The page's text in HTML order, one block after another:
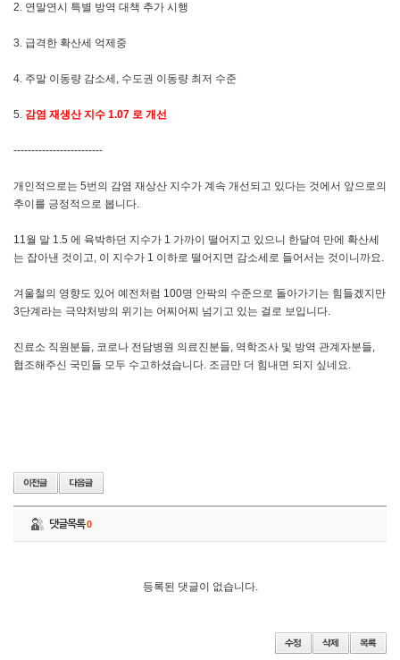
2. 연말연시 특별 방역 대책 추가 시행
3. 급격한 확산세 억제중
4. 주말 이동량 감소세, 수도권 이동량 최저 수준
5. 감염 재생산 지수 1.07 로 개선
-------------------------
개인적으로는 5번의 감염 재상산 지수가 계속 개선되고 있다는 것에서 앞으로의
추이를 긍정적으로 봅니다.
11월 말 1.5 에 육박하던 지수가 1 가까이 떨어지고 있으니 한달여 만에 확산세
는 잡아낸 것이고, 이 지수가 1 이하로 떨어지면 감소세로 들어서는 것이니까요.
겨울철의 영향도 있어 예전처럼 100명 안팍의 수준으로 돌아가기는 힘들겠지만
3단계라는 극약처방의 위기는 어찌어찌 넘기고 있는 걸로 보입니다.
진료소 직원분들, 코로나 전담병원 의료진분들, 역학조사 및 방역 관계자분들,
협조해주신 국민들 모두 수고하셨습니다. 조금만 더 힘내면 되지 싶네요.
댓글목록0
등록된 댓글이 없습니다.